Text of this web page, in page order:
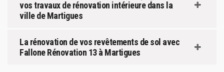
vos travaux de rénovation intérieure dans la
ville de Martigues
La rénovation de vos revêtements de sol avec
Fallone Rénovation 13 à Martigues